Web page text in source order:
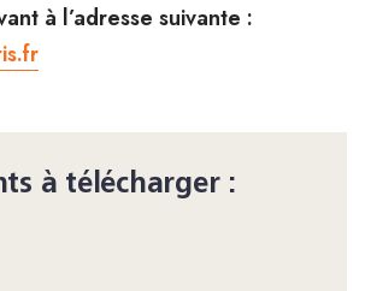
à l’adresse suivante :
à télécharger :